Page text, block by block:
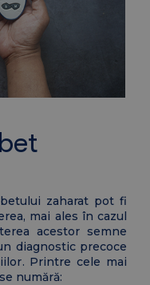
zaharat pot fi
mai ales în cazul
acestor semne
diagnostic precoce
Printre cele mai
numără: